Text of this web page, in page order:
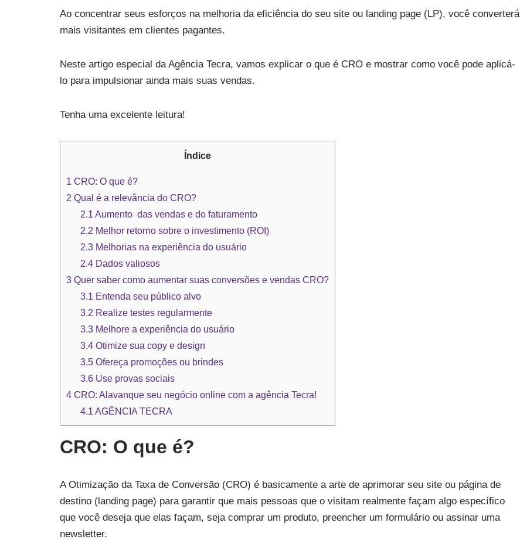
Ao concentrar seus esforços na melhoria da eficiência do seu site ou landing page (LP), você converterá
mais visitantes em clientes pagantes.
Neste artigo especial da Agência Tecra, vamos explicar o que é CRO e mostrar como você pode aplicá-
lo para impulsionar ainda mais suas vendas.
Tenha uma excelente leitura!
Índice
1 CRO: O que é?
2 Qual é a relevância do CRO?
2.1 Aumento das vendas e do faturamento
2.2 Melhor retorno sobre o investimento (ROI)
2.3 Melhorias na experiência do usuário
2.4 Dados valiosos
3 Quer saber como aumentar suas conversões e vendas CRO?
3.1 Entenda seu público alvo
3.2 Realize testes regularmente
3.3 Melhore a experiência do usuário
3.4 Otimize sua copy e design
3.5 Ofereça promoções ou brindes
3.6 Use provas sociais
4 CRO: Alavanque seu negócio online com a agência Tecra!
4.1 AGÊNCIA TECRA
CRO: O que é?
A Otimização da Taxa de Conversão (CRO) é basicamente a arte de aprimorar seu site ou página de
destino (landing page) para garantir que mais pessoas que o visitam realmente façam algo específico
que você deseja que elas façam, seja comprar um produto, preencher um formulário ou assinar uma
newsletter.